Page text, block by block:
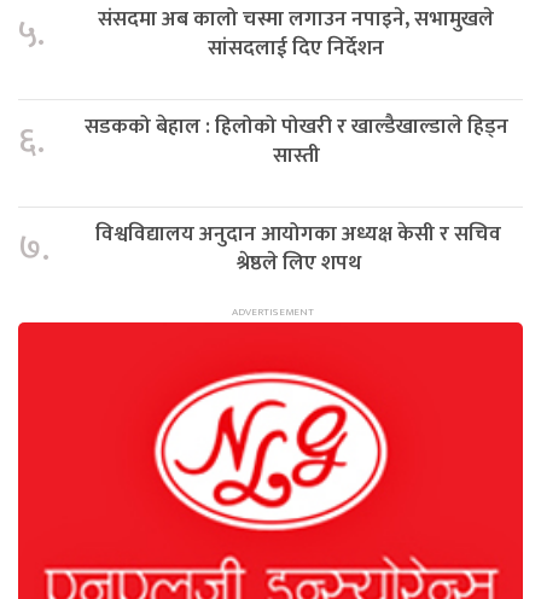
५.
संसदमा अब कालो चस्मा लगाउन नपाइने, सभामुखले
सांसदलाई दिए निर्देशन
६.
सडकको बेहाल : हिलोको पोखरी र खाल्डैखाल्डाले हिड्न
सास्ती
७.
विश्वविद्यालय अनुदान आयोगका अध्यक्ष केसी र सचिव
श्रेष्ठले लिए शपथ